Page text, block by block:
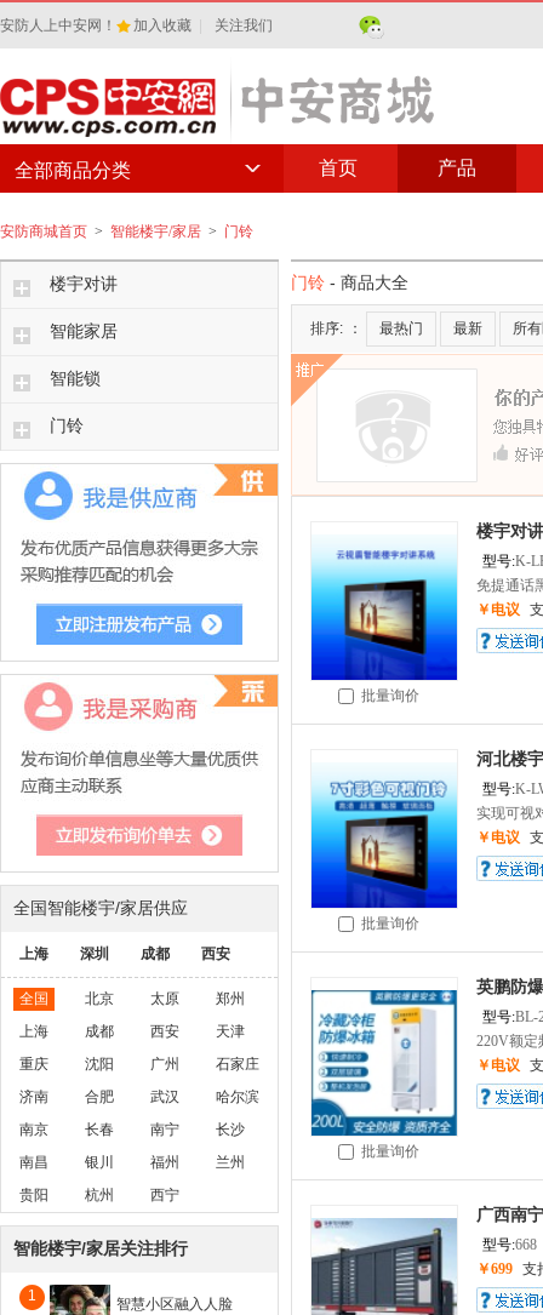
安防人上中安网！ 加入收藏 关注我们
首页 产品
全部商品分类
安防商城首页 > 智能楼宇/家居 > 门铃
楼宇对讲
智能家居
智能锁
门铃
全国智能楼宇/家居供应
上海 深圳 成都 西安
全国 北京 太原
郑州
上海
成都 西安
天津
重庆
沈阳 广州
石家庄
济南
合肥 武汉
哈尔滨
南京
长春 南宁
长沙
南昌
银川 福州
兰州
贵阳
杭州 西宁
智能楼宇/家居关注排行
1
智慧小区融入人脸
门铃 - 商品大全
排序: ： 最热门 最新 所
批量询价
楼宇对
型号:K-
免提通话
￥电议
批量询价
河北楼
型号:K-
实现可视
￥电议
批量询价
英鹏防
型号:BL-
220V额定
￥电议
广西南
型号:668
￥699 支